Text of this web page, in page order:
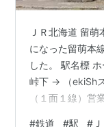
ＪＲ北海道 留
になった留萌本
した。 駅名標
峠下 → （ekiSh
（１面１線）営
#鉄道 #駅 #